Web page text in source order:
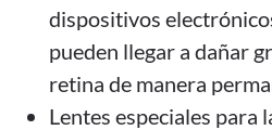
dispositivos
pueden llegar a dañar
retina de manera
Lentes especiales para